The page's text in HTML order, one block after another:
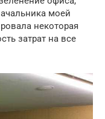
моей
некоторая
затрат на все